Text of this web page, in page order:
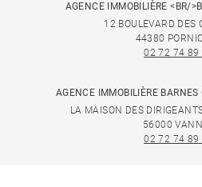
AGENCE IMMOBILIÈRE <BR/
12 BOULEVARD DES
44380
02 72 74 89
AGENCE IMMOBILIÈRE
LA MAISON DES
56000
02 72 74 89